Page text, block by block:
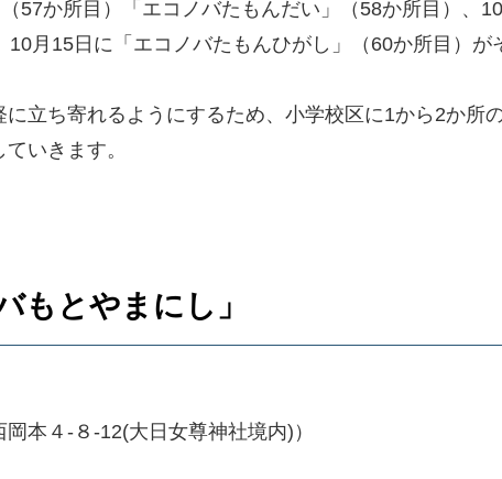
57か所目）「エコノバたもんだい」（58か所目）、
月15日に「エコノバたもんひがし」（60か所目）が
立ち寄れるようにするため、小学校区に1から2か所
いきます。
もとやまにし」
本４-８-12(大日女尊神社境内)）